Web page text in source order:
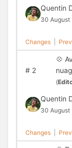
Quentin
30 August
Changes
#2
💠
(
Quentin
30 August
Changes